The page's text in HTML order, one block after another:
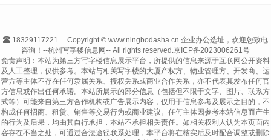
18329117221
Copyright © www.ningbodasha.cn 企业办公选址，欢迎您致电
咨询！--杭州写字楼信息网-- All rights reserved.京ICP备2023006261号
免责声明：本站为第三方写字楼信息展示平台，所提供的信息来源于互联网公开资料
及人工整理，仅供参考。本站与相关写字楼的大厦产权方、物业管理方、开发商、运
营方等主体不存在任何隶属关系、授权关系或商业合作关系，亦不代表其发布任何官
方信息或作出任何承诺。本站所展示的部分信息（包括但不限于文字、图片、联系方
式等）可能来自第三方合作机构或广告展示内容，仅用于信息参考及展示之目的，不
构成任何招商、租赁、销售等交易行为或商业建议。任何主体因参考本站信息而产生
的行为及后果，均由其自行承担，本站不承担相关责任。如相关权利人认为本页面内
容存在不当之处，可通过合法途径联系处理，本平台将在核实后及时配合调整或删除